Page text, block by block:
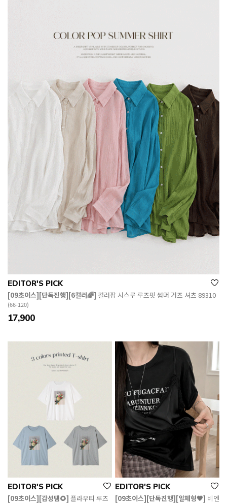
EDITOR'S PICK
[09초이스][단독진행][6컬러🌈] 컬러팝 시스루 루즈핏 썸머 거즈 셔츠 89310
(66-120)
17,900
EDITOR'S PICK
[09초이스][감성템🌻] 플라우티 루즈
EDITOR'S PICK
[09초이스][단독진행][일체형🖤] 비엔